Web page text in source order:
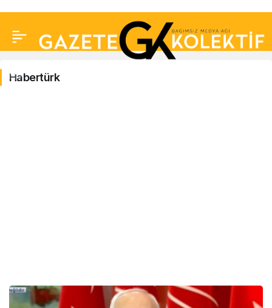
Habertürk
Habertürk